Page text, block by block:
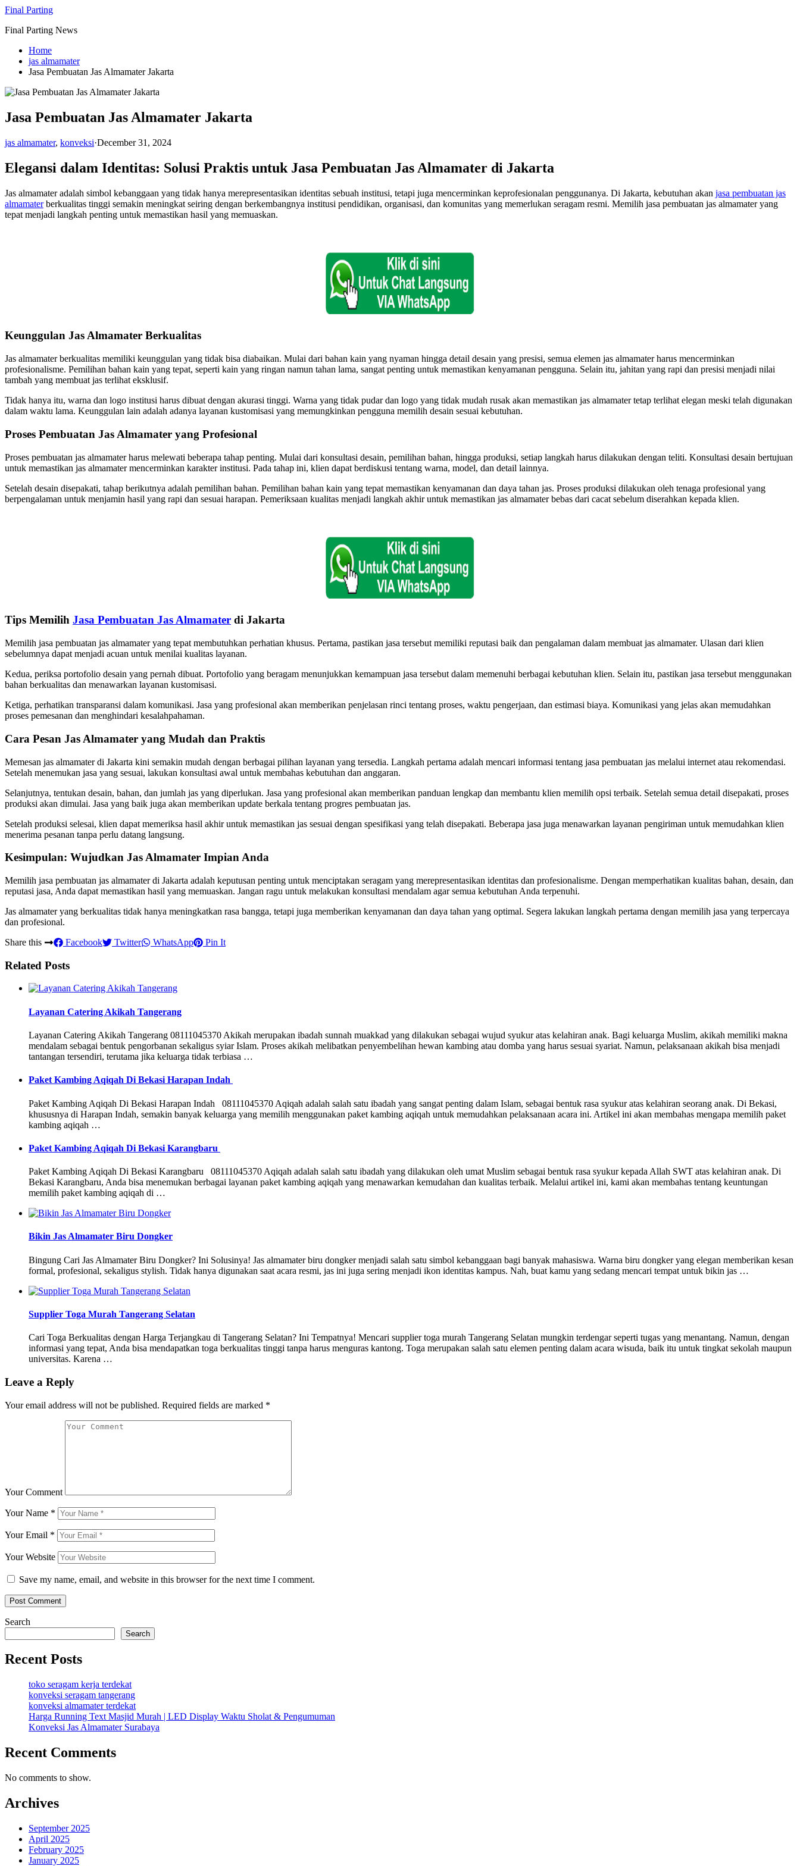
Skip
content
Final Parting
Final Parting News
Home
jas almamater
Jasa Pembuatan Jas Almamater Jakarta
Jasa Pembuatan Jas Almamater Jakarta
jas almamater, konveksi·December 31, 2024
Elegansi dalam Identitas: Solusi Praktis untuk Jasa Pembuatan Jas Almamater di Jakarta
Jas almamater adalah simbol kebanggaan yang tidak hanya merepresentasikan identitas sebuah institusi, tetapi juga mencerminkan keprofesionalan penggunanya. Di Jakarta, kebutuhan akan jasa pembuatan jas
almamaterberkualitas tinggi semakin meningkat seiring dengan berkembangnya institusi pendidikan, organisasi, dan komunitas yang memerlukan seragam resmi. Memilih jasa pembuatan jas almamater yang
tepat menjadi langkah penting untuk memastikan hasil yang memuaskan.
Keunggulan Jas Almamater Berkualitas
Jas almamater berkualitas memiliki keunggulan yang tidak bisa diabaikan. Mulai dari bahan kain yang nyaman hingga detail desain yang presisi, semua elemen jas almamater harus mencerminkan
profesionalisme. Pemilihan bahan kain yang tepat, seperti kain yang ringan namun tahan lama, sangat penting untuk memastikan kenyamanan pengguna. Selain itu, jahitan yang rapi dan presisi menjadi nilai
tambah yang membuat jas terlihat eksklusif.
Tidak hanya itu, warna dan logo institusi harus dibuat dengan akurasi tinggi. Warna yang tidak pudar dan logo yang tidak mudah rusak akan memastikan jas almamater tetap terlihat elegan meski telah digunakan
dalam waktu lama. Keunggulan lain adalah adanya layanan kustomisasi yang memungkinkan pengguna memilih desain sesuai kebutuhan.
Proses Pembuatan Jas Almamater yang Profesional
Proses pembuatan jas almamater harus melewati beberapa tahap penting. Mulai dari konsultasi desain, pemilihan bahan, hingga produksi, setiap langkah harus dilakukan dengan teliti. Konsultasi desain bertujuan
untuk memastikan jas almamater mencerminkan karakter institusi. Pada tahap ini, klien dapat berdiskusi tentang warna, model, dan detail lainnya.
Setelah desain disepakati, tahap berikutnya adalah pemilihan bahan. Pemilihan bahan kain yang tepat memastikan kenyamanan dan daya tahan jas. Proses produksi dilakukan oleh tenaga profesional yang
berpengalaman untuk menjamin hasil yang rapi dan sesuai harapan. Pemeriksaan kualitas menjadi langkah akhir untuk memastikan jas almamater bebas dari cacat sebelum diserahkan kepada klien.
Tips Memilih Jasa Pembuatan Jas Almamater di Jakarta
Memilih jasa pembuatan jas almamater yang tepat membutuhkan perhatian khusus. Pertama, pastikan jasa tersebut memiliki reputasi baik dan pengalaman dalam membuat jas almamater. Ulasan dari klien
sebelumnya dapat menjadi acuan untuk menilai kualitas layanan.
Kedua, periksa portofolio desain yang pernah dibuat. Portofolio yang beragam menunjukkan kemampuan jasa tersebut dalam memenuhi berbagai kebutuhan klien. Selain itu, pastikan jasa tersebut menggunakan
bahan berkualitas dan menawarkan layanan kustomisasi.
Ketiga, perhatikan transparansi dalam komunikasi. Jasa yang profesional akan memberikan penjelasan rinci tentang proses, waktu pengerjaan, dan estimasi biaya. Komunikasi yang jelas akan memudahkan
proses pemesanan dan menghindari kesalahpahaman.
Cara Pesan Jas Almamater yang Mudah dan Praktis
Memesan jas almamater di Jakarta kini semakin mudah dengan berbagai pilihan layanan yang tersedia. Langkah pertama adalah mencari informasi tentang jasa pembuatan jas melalui internet atau rekomendasi.
Setelah menemukan jasa yang sesuai, lakukan konsultasi awal untuk membahas kebutuhan dan anggaran.
Selanjutnya, tentukan desain, bahan, dan jumlah jas yang diperlukan. Jasa yang profesional akan memberikan panduan lengkap dan membantu klien memilih opsi terbaik. Setelah semua detail disepakati, proses
produksi akan dimulai. Jasa yang baik juga akan memberikan update berkala tentang progres pembuatan jas.
Setelah produksi selesai, klien dapat memeriksa hasil akhir untuk memastikan jas sesuai dengan spesifikasi yang telah disepakati. Beberapa jasa juga menawarkan layanan pengiriman untuk memudahkan klien
menerima pesanan tanpa perlu datang langsung.
Kesimpulan: Wujudkan Jas Almamater Impian Anda
Memilih jasa pembuatan jas almamater di Jakarta adalah keputusan penting untuk menciptakan seragam yang merepresentasikan identitas dan profesionalisme. Dengan memperhatikan kualitas bahan, desain, dan
reputasi jasa, Anda dapat memastikan hasil yang memuaskan. Jangan ragu untuk melakukan konsultasi mendalam agar semua kebutuhan Anda terpenuhi.
Jas almamater yang berkualitas tidak hanya meningkatkan rasa bangga, tetapi juga memberikan kenyamanan dan daya tahan yang optimal. Segera lakukan langkah pertama dengan memilih jasa yang terpercaya
dan profesional.
Share this
Facebook Twitter WhatsApp Pin It
Related Posts
Layanan Catering Akikah Tangerang
Layanan Catering Akikah Tangerang 08111045370 Akikah merupakan ibadah sunnah muakkad yang dilakukan sebagai wujud syukur atas kelahiran anak. Bagi keluarga Muslim, akikah memiliki makna
mendalam sebagai bentuk pengorbanan sekaligus syiar Islam. Proses akikah melibatkan penyembelihan hewan kambing atau domba yang harus sesuai syariat. Namun, pelaksanaan akikah bisa menjadi
tantangan tersendiri, terutama jika keluarga tidak terbiasa …
Paket Kambing Aqiqah Di Bekasi Harapan Indah
Paket Kambing Aqiqah Di Bekasi Harapan Indah 08111045370 Aqiqah adalah salah satu ibadah yang sangat penting dalam Islam, sebagai bentuk rasa syukur atas kelahiran seorang anak. Di Bekasi,
khususnya di Harapan Indah, semakin banyak keluarga yang memilih menggunakan paket kambing aqiqah untuk memudahkan pelaksanaan acara ini. Artikel ini akan membahas mengapa memilih paket
kambing aqiqah …
Paket Kambing Aqiqah Di Bekasi Karangbaru
Paket Kambing Aqiqah Di Bekasi Karangbaru 08111045370 Aqiqah adalah salah satu ibadah yang dilakukan oleh umat Muslim sebagai bentuk rasa syukur kepada Allah SWT atas kelahiran anak. Di
Bekasi Karangbaru, Anda bisa menemukan berbagai layanan paket kambing aqiqah yang menawarkan kemudahan dan kualitas terbaik. Melalui artikel ini, kami akan membahas tentang keuntungan
memilih paket kambing aqiqah di …
Bikin Jas Almamater Biru Dongker
Bingung Cari Jas Almamater Biru Dongker? Ini Solusinya! Jas almamater biru dongker menjadi salah satu simbol kebanggaan bagi banyak mahasiswa. Warna biru dongker yang elegan memberikan kesan
formal, profesional, sekaligus stylish. Tidak hanya digunakan saat acara resmi, jas ini juga sering menjadi ikon identitas kampus. Nah, buat kamu yang sedang mencari tempat untuk bikin jas …
Supplier Toga Murah Tangerang Selatan
Cari Toga Berkualitas dengan Harga Terjangkau di Tangerang Selatan? Ini Tempatnya! Mencari supplier toga murah Tangerang Selatan mungkin terdengar seperti tugas yang menantang. Namun, dengan
informasi yang tepat, Anda bisa mendapatkan toga berkualitas tinggi tanpa harus menguras kantong. Toga merupakan salah satu elemen penting dalam acara wisuda, baik itu untuk tingkat sekolah maupun
universitas. Karena …
Leave a Reply
Your email address will not be published. Required fields are marked *
Your Comment
Your Name *
Your Email *
Your Website
Save my name, email, and website in this browser for the next time I comment.
Search
Search
Recent Posts
toko seragam kerja terdekat
konveksi seragam tangerang
konveksi almamater terdekat
Harga Running Text Masjid Murah | LED Display Waktu Sholat & Pengumuman
Konveksi Jas Almamater Surabaya
Recent Comments
No comments to show.
Archives
September 2025
April 2025
February 2025
January 2025